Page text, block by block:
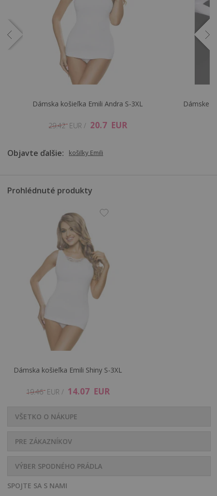
Dámska košieľka Emili Andra S-3XL
29.42 EUR / 20.7 EUR
Dámske
Objavte ďalšie: košilky Emili
Prohlédnuté produkty
Dámska košieľka Emili Shiny S-3XL
19.46 EUR / 14.07 EUR
VŠETKO O NÁKUPE
PRE ZÁKAZNÍKOV
VÝBER SPODNÉHO PRÁDLA
SPOJTE SA S NAMI